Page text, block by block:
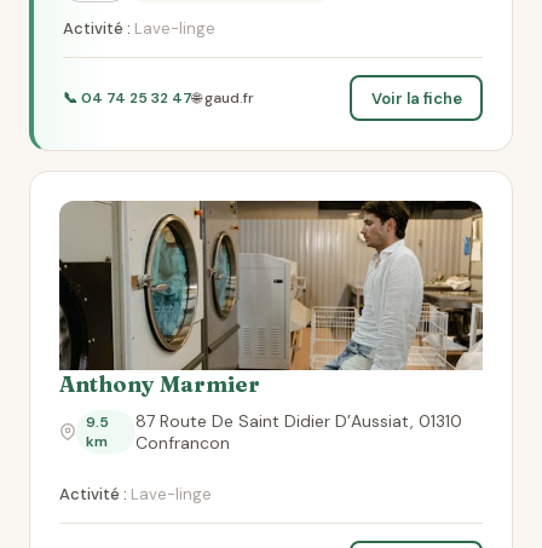
Activité : Lave-linge
📞 04 74 25 32 47🌐 gaud.fr Voir la fiche
Anthony Marmier
9.5
km
87 Route De Saint Didier D’Aussiat, 01310
Confrancon
Activité : Lave-linge